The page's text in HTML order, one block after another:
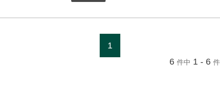
1
6 件中 1 - 6 件